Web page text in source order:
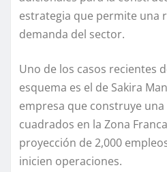
estrategia que permite una
demanda del sector.
Uno de los casos recientes
esquema es el de Sakira
empresa que construye una
cuadrados en la Zona
proyección de 2,000
inicien operaciones.